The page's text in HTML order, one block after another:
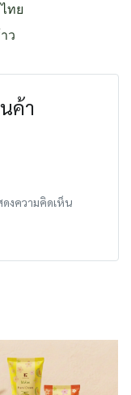
ทย
ว
ค้า
งความคิดเห็น